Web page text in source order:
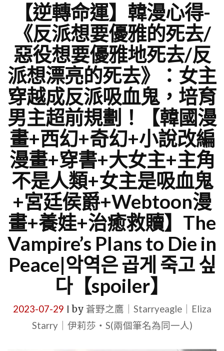
【逆轉命運】韓漫心得-
《反派想要優雅的死去/
惡役想要優雅地死去/反
派想漂亮的死去》：女主
穿越成反派吸血鬼，培育
男主超前規劃！【韓國漫
畫+西幻+奇幻+小說改編
漫畫+穿書+大女主+主角
不是人類+女主是吸血鬼
+宮廷侯爵+Webtoon漫
畫+養娃+治癒救贖】The
Vampire’s Plans to Die in
Peace|악역은 곱게 죽고 싶
다【spoiler】
2023-07-29 by 蒼野之鷹｜Starryeagle｜Eliza
Starry｜伊莉莎・S(兩個筆名為同一人)